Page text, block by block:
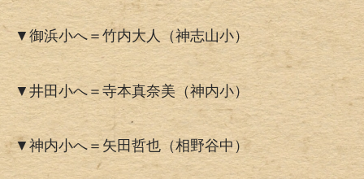
▼御浜小へ＝竹内大人（神志山小）
▼井田小へ＝寺本真奈美（神内小）
▼神内小へ＝矢田哲也（相野谷中）